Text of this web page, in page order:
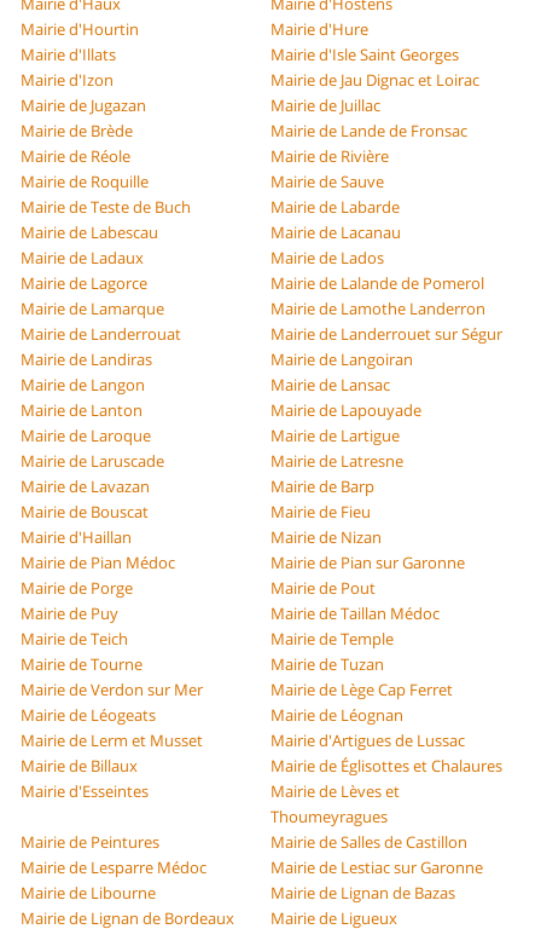
Mairie d'Hourtin
Mairie d'Hure
Mairie d'Illats
Mairie d'Isle Saint Georges
Mairie d'Izon
Mairie de Jau Dignac et Loirac
Mairie de Jugazan
Mairie de Juillac
Mairie de Brède
Mairie de Lande de Fronsac
Mairie de Réole
Mairie de Rivière
Mairie de Roquille
Mairie de Sauve
Mairie de Teste de Buch
Mairie de Labarde
Mairie de Labescau
Mairie de Lacanau
Mairie de Ladaux
Mairie de Lados
Mairie de Lagorce
Mairie de Lalande de Pomerol
Mairie de Lamarque
Mairie de Lamothe Landerron
Mairie de Landerrouat
Mairie de Landerrouet sur Ségur
Mairie de Landiras
Mairie de Langoiran
Mairie de Langon
Mairie de Lansac
Mairie de Lanton
Mairie de Lapouyade
Mairie de Laroque
Mairie de Lartigue
Mairie de Laruscade
Mairie de Latresne
Mairie de Lavazan
Mairie de Barp
Mairie de Bouscat
Mairie de Fieu
Mairie d'Haillan
Mairie de Nizan
Mairie de Pian Médoc
Mairie de Pian sur Garonne
Mairie de Porge
Mairie de Pout
Mairie de Puy
Mairie de Taillan Médoc
Mairie de Teich
Mairie de Temple
Mairie de Tourne
Mairie de Tuzan
Mairie de Verdon sur Mer
Mairie de Lège Cap Ferret
Mairie de Léogeats
Mairie de Léognan
Mairie de Lerm et Musset
Mairie d'Artigues de Lussac
Mairie de Billaux
Mairie de Églisottes et Chalaures
Mairie d'Esseintes
Mairie de Lèves et
Thoumeyragues
Mairie de Peintures
Mairie de Salles de Castillon
Mairie de Lesparre Médoc
Mairie de Lestiac sur Garonne
Mairie de Libourne
Mairie de Lignan de Bazas
Mairie de Lignan de Bordeaux
Mairie de Ligueux